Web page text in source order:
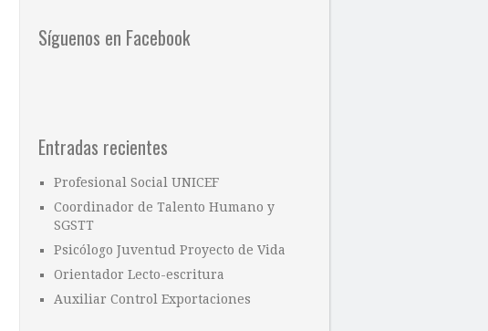
Síguenos en Facebook
Entradas recientes
Profesional Social UNICEF
Coordinador de Talento Humano y
SGSTT
Psicólogo Juventud Proyecto de Vida
Orientador Lecto-escritura
Auxiliar Control Exportaciones